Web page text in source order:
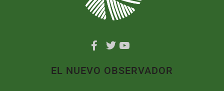
EL NUEVO OBSERVADOR